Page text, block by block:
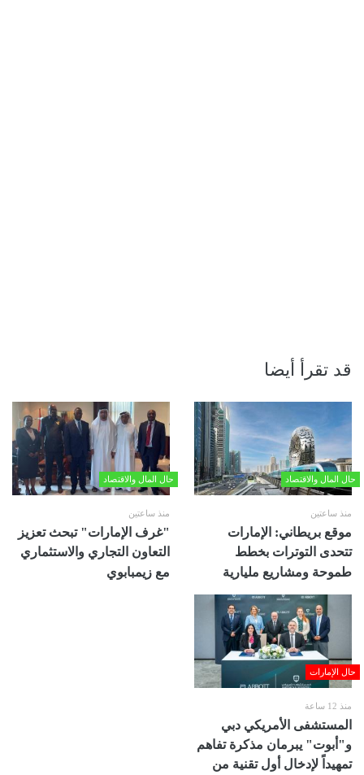
قد تقرأ أيضا
حال المال والاقتصاد
منذ ساعتين
موقع بريطاني: الإمارات
تتحدى التوترات بخطط
طموحة ومشاريع مليارية
حال المال والاقتصاد
منذ ساعتين
"غرف الإمارات" تبحث تعزيز
التعاون التجاري والاستثماري
مع زيمبابوي
حال الإمارات
منذ 12 ساعة
المستشفى الأمريكي دبي
و"أبوت" يبرمان مذكرة تفاهم
تمهيداً لإدخال أول تقنية من